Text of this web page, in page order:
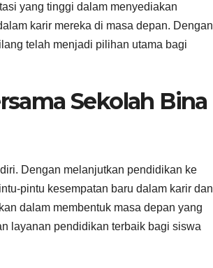
yang tinggi dalam menyediakan
karir mereka di masa depan. Dengan
telah menjadi pilihan utama bagi
Sekolah Bina
Dengan melanjutkan pendidikan ke
pintu kesempatan baru dalam karir dan
dalam membentuk masa depan yang
layanan pendidikan terbaik bagi siswa